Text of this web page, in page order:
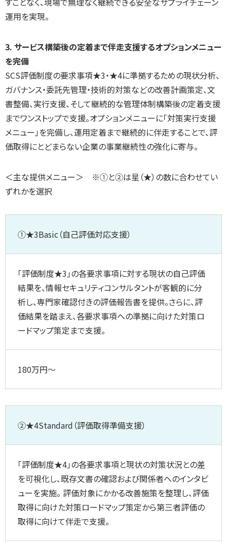
運用を実現。
3. サービス構築後の定着まで伴走支援するオプションメニュー
を完備
SCS評価制度の要求事項★3・★4に準拠するための現状分析、
ガバナンス・委託先管理・技術的対策などの改善計画策定、文
書整備、実行支援、そして継続的な管理体制構築後の定着支援
までワンストップで支援。オプションメニューに「対策実行支援
メニュー」を完備し、運用定着まで継続的に伴走することで、評
価取得にとどまらない企業の事業継続性の強化に寄与。
＜主な提供メニュー＞ ※①と②は星（★）の数に合わせてい
ずれかを選択
①★3Basic（自己評価対応支援）
「評価制度★3」の各要求事項に対する現状の自己評価
結果を、情報セキュリティコンサルタントが客観的に分
析し、専門家確認付きの評価報告書を提供。さらに、評
価結果を踏まえ、各要求事項への準拠に向けた対策ロ
ードマップ策定まで支援。
180万円～
②★4Standard（評価取得準備支援）
「評価制度★4」の各要求事項と現状の対策状況との差
を可視化し、既存文書の確認および関係者へのインタビ
ューを実施。 評価対象にかかる改善施策を整理し、評価
取得に向けた対策ロードマップ策定から第三者評価の
取得に向けて伴走で支援。